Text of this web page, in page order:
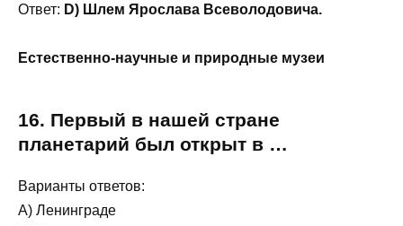
Ответ: D) Шлем Ярослава Всеволодовича.
Естественно-научные и природные музеи
16. Первый в нашей стране
планетарий был открыт в …
Варианты ответов:
A) Ленинграде